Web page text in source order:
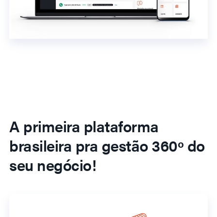
A primeira plataforma
brasileira pra gestão 360º do
seu negócio!